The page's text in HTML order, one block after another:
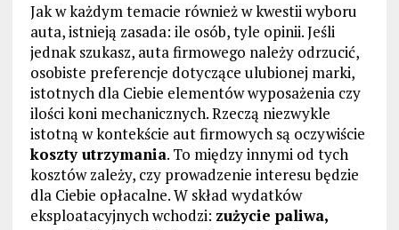
Jak w każdym temacie również w kwestii wyboru
auta, istnieją zasada: ile osób, tyle opinii. Jeśli
jednak szukasz, auta firmowego należy odrzucić,
osobiste preferencje dotyczące ulubionej marki,
istotnych dla Ciebie elementów wyposażenia czy
ilości koni mechanicznych. Rzeczą niezwykle
istotną w kontekście aut firmowych są oczywiście
koszty utrzymania. To między innymi od tych
kosztów zależy, czy prowadzenie interesu będzie
dla Ciebie opłacalne. W skład wydatków
eksploatacyjnych wchodzi: zużycie paliwa,